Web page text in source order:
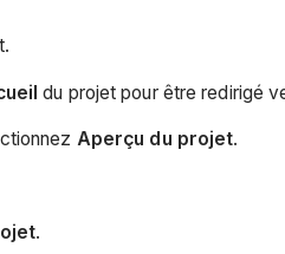
du projet pour être redirigé
Aperçu du projet.
.